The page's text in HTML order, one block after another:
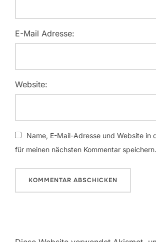
E-Mail Adresse:
Website:
Name, E-Mail-Adresse und Website in
für meinen nächsten Kommentar speichern.